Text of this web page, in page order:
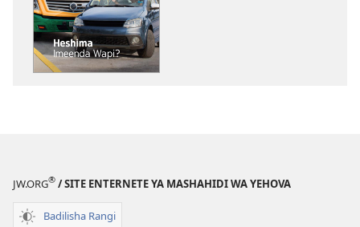
JW.ORG® / SITE ENTERNETE YA MASHAHIDI WA YEHOVA
Badilisha Rangi